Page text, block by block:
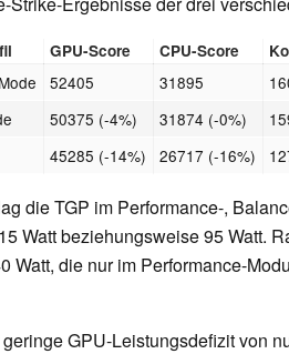
GPU-Score CPU-Score
52405 31895
50375 (-4%) 31874 (-0%)
45285 (-14%) 26717 (-16%)
die TGP im Performance-,
Watt beziehungsweise 95 Watt.
Watt, die nur im Performance-
GPU-Leistungsdefizit von